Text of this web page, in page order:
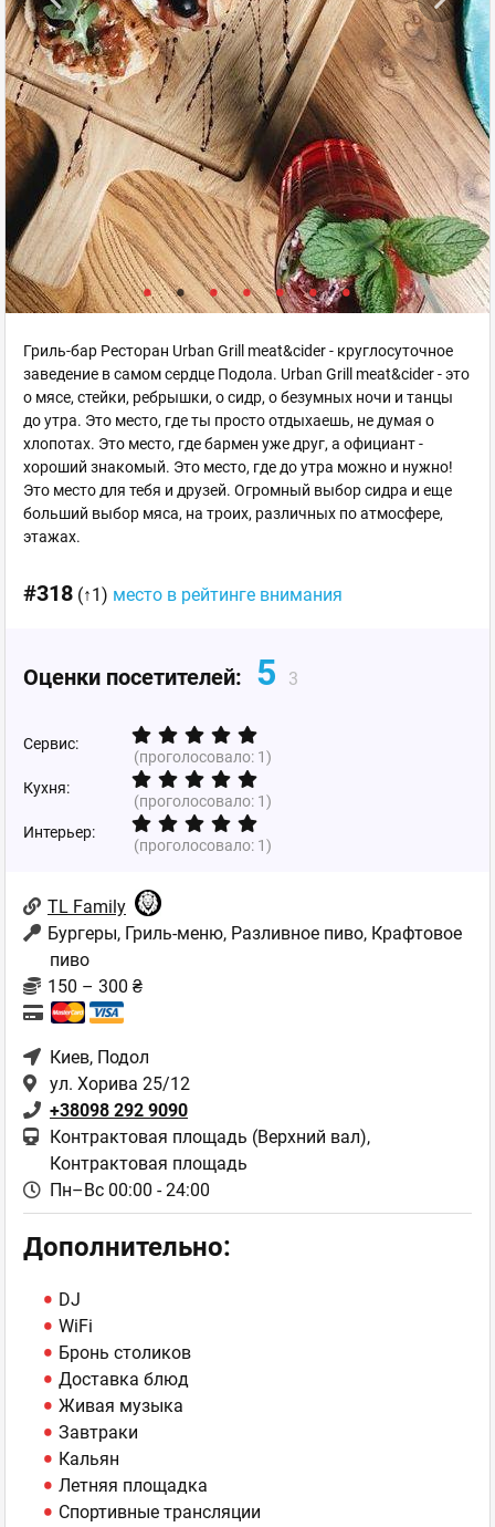
Гриль-бар Ресторан Urban Grill meat&cider - круглосуточное
заведение в самом сердце Подола. Urban Grill meat&cider - это
о мясе, стейки, ребрышки, о сидр, о безумных ночи и танцы
до утра. Это место, где ты просто отдыхаешь, не думая о
хлопотах. Это место, где бармен уже друг, а официант -
хороший знакомый. Это место, где до утра можно и нужно!
Это место для тебя и друзей. Огромный выбор сидра и еще
больший выбор мяса, на троих, различных по атмосфере,
этажах.
#318 (↑1) место в рейтинге внимания
Оценки посетителей: 5 3
Сервис:
(проголосовало: 1)
Кухня:
(проголосовало: 1)
Интерьер:
(проголосовало: 1)
TL Family
Бургеры, Гриль-меню, Разливное пиво, Крафтовое
пиво
150 – 300 ₴
Киев, Подол
ул. Хорива 25/12
+38098 292 9090
Контрактовая площадь (Верхний вал),
Контрактовая площадь
Пн–Вс 00:00 - 24:00
Дополнительно:
DJ
WiFi
Бронь столиков
Доставка блюд
Живая музыка
Завтраки
Кальян
Летняя площадка
Спортивные трансляции